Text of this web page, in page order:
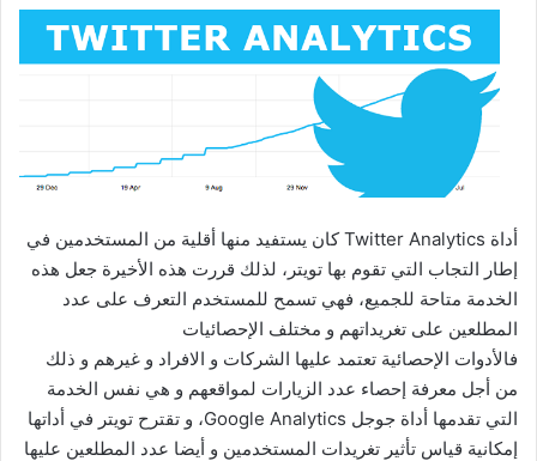
أداة Twitter Analytics كان يستفيد منها أقلية من المستخدمين في
إطار التجاب التي تقوم بها تويتر، لذلك قررت هذه الأخيرة جعل هذه
الخدمة متاحة للجميع، فهي تسمح للمستخدم التعرف على عدد
المطلعين على تغريداتهم و مختلف الإحصائيات
فالأدوات الإحصائية تعتمد عليها الشركات و الافراد و غيرهم و ذلك
من أجل معرفة إحصاء عدد الزيارات لمواقعهم و هي نفس الخدمة
التي تقدمها أداة جوجل Google Analytics، و تقترح تويتر في أداتها
إمكانية قياس تأثير تغريدات المستخدمين و أيضا عدد المطلعين عليها